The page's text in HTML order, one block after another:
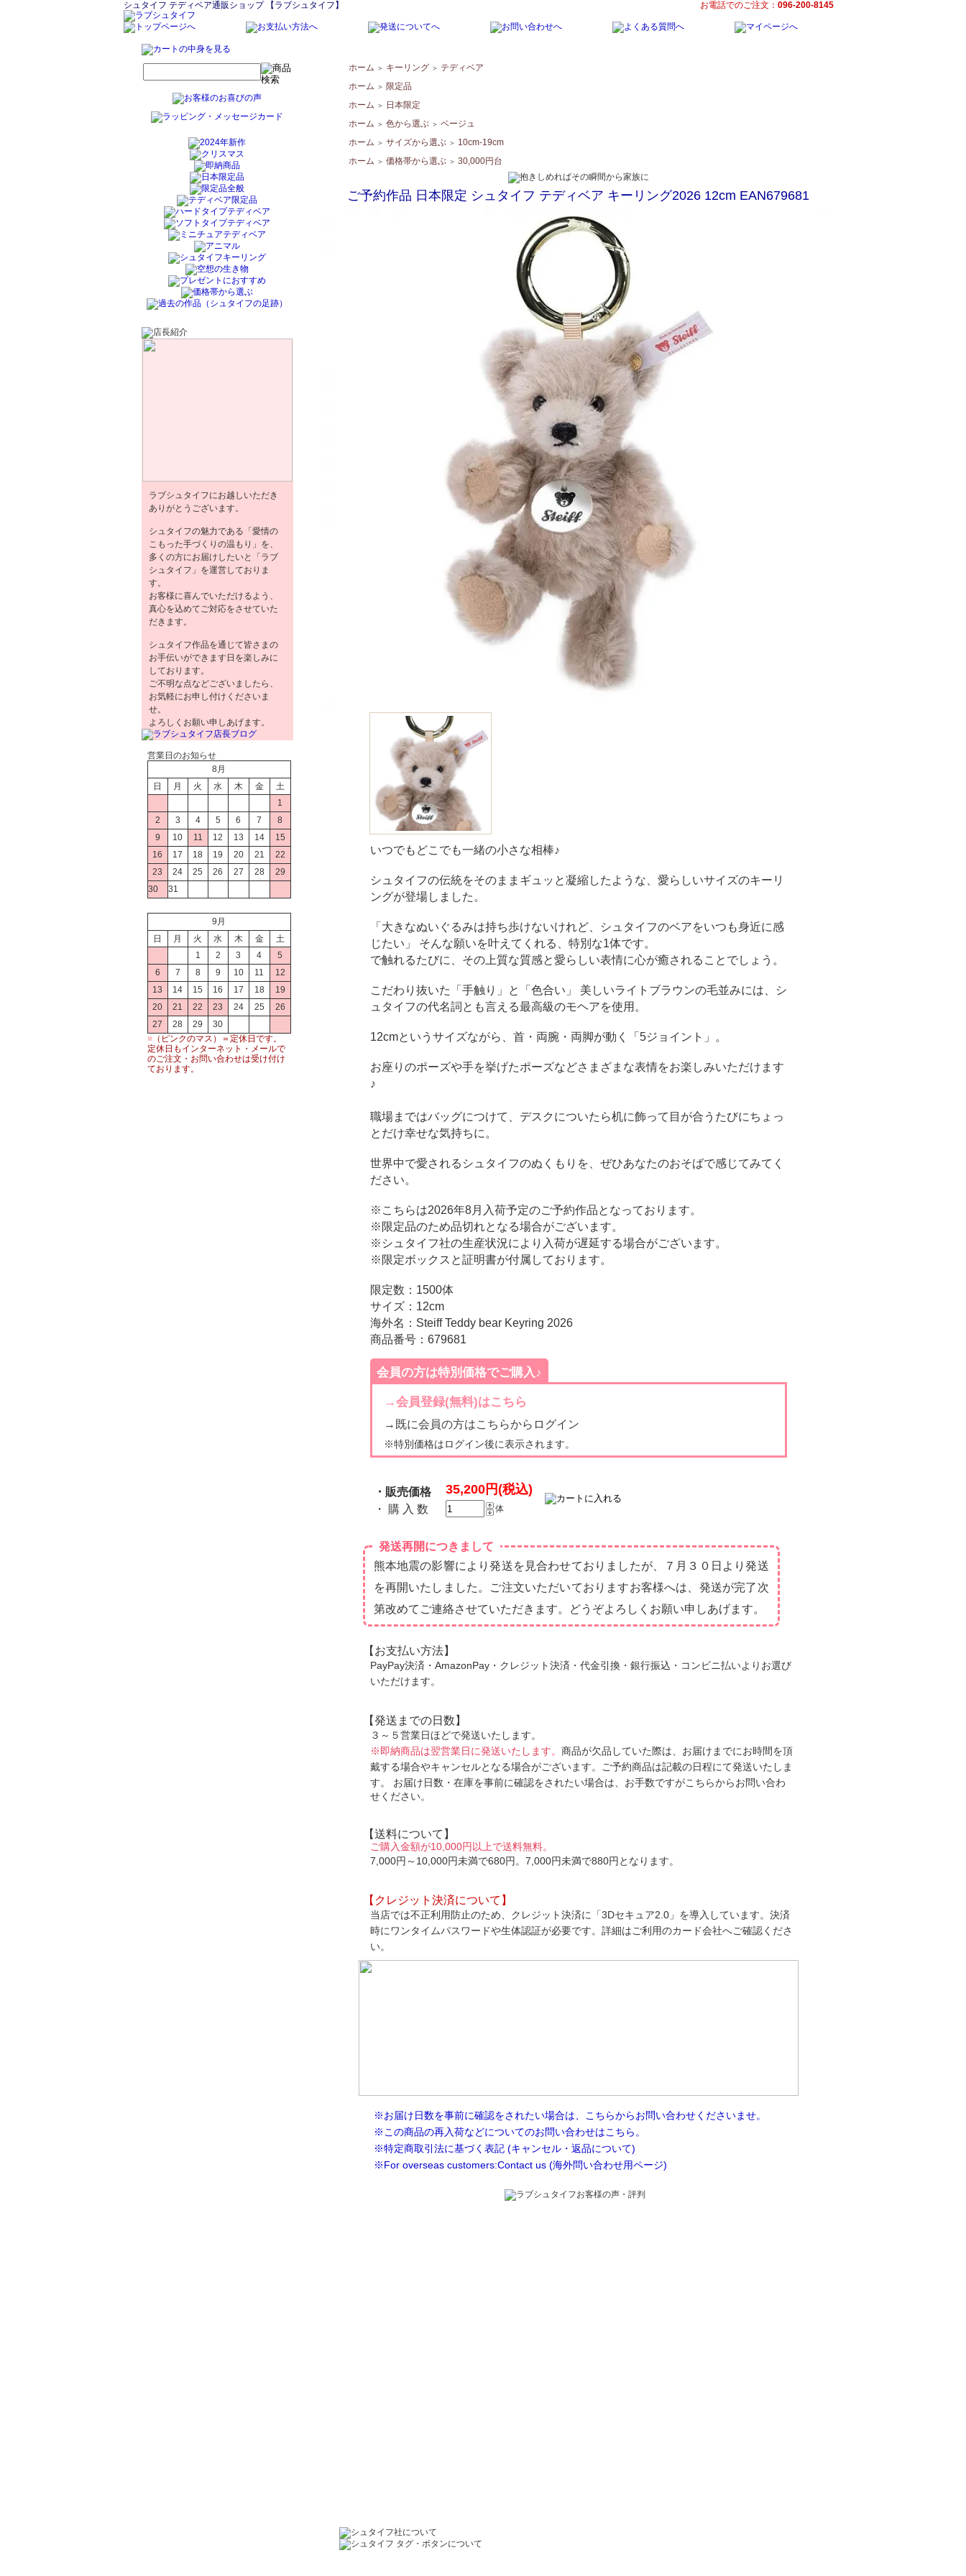
シュタイフ テディベア通販ショップ 【ラブシュタイフ】 お電話でのご注文： 096-200-8145
ラブシュタイフにお越しいただき
ありがとうございます。
シュタイフの魅力である「愛情の
こもった手づくりの温もり」を、
多くの方にお届けしたいと「ラブ
シュタイフ」を運営しておりま
す。
お客様に喜んでいただけるよう、
真心を込めてご対応をさせていた
だきます。
シュタイフ作品を通じて皆さまの
お手伝いができます日を楽しみに
しております。
ご不明な点などございましたら、
お気軽にお申し付けくださいま
せ。
よろしくお願い申しあげます。
営業日のお知らせ
8月
日
月 火 水 木 金
土
1
2
3 4 5 6 7
8
9
10 11 12 13 14
15
16
17 18 19 20 21
22
23
24 25 26 27 28
29
30
31
9月
日
月 火 水 木 金
土
1
2 3 4
5
6
7 8 9 10 11
12
13
14 15 16 17 18
19
20
21 22 23 24 25
26
27
28 29
30
■（ピンクのマス）＝定休日です。
定休日もインターネット・メールで
のご注文・お問い合わせは受け付け
ております。
ホーム ＞ キーリング ＞ テディベア
ホーム ＞ 限定品
ホーム ＞
日本限定
ホーム ＞ 色から選ぶ ＞ ベージュ
ホーム ＞ サイズから選ぶ ＞ 10cm-19cm
ホーム ＞ 価格帯から選ぶ ＞ 30,000円台
ご予約作品 日本限定 シュタイフ テディベア キーリング2026 12cm EAN679681
いつでもどこでも一緒の小さな相棒♪
シュタイフの伝統をそのままギュッと凝縮したような、愛らしいサイズのキーリ
ングが登場しました。
「大きなぬいぐるみは持ち歩けないけれど、シュタイフのベアをいつも身近に感
じたい」 そんな願いを叶えてくれる、特別な1体です。
で触れるたびに、その上質な質感と愛らしい表情に心が癒されることでしょう。
こだわり抜いた「手触り」と「色合い」 美しいライトブラウンの毛並みには、シ
ュタイフの代名詞とも言える最高級のモヘアを使用。
12cmというサイズながら、首・両腕・両脚が動く「5ジョイント」。
お座りのポーズや手を挙げたポーズなどさまざまな表情をお楽しみいただけます
♪
職場まではバッグにつけて、デスクについたら机に飾って目が合うたびにちょっ
とだけ幸せな気持ちに。
世界中で愛されるシュタイフのぬくもりを、ぜひあなたのおそばで感じてみてく
ださい。
※こちらは2026年8月入荷予定のご予約作品となっております。
※限定品のため品切れとなる場合がございます。
※シュタイフ社の生産状況により入荷が遅延する場合がございます。
※限定ボックスと証明書が付属しております。
限定数：1500体
サイズ：12cm
海外名：Steiff Teddy bear Keyring 2026
商品番号：679681
会員の方は特別価格でご購入♪
→会員登録(無料)はこちら
→既に会員の方はこちらからログイン
※特別価格はログイン後に表示されます。
・販売価格 35,200円(税込)
・ 購 入 数 体
発送再開につきまして
熊本地震の影響により発送を見合わせておりましたが、７月３０日より発送
を再開いたしました。ご注文いただいておりますお客様へは、発送が完了次
第改めてご連絡させていただきます。どうぞよろしくお願い申しあげます。
【お支払い方法】
PayPay決済・AmazonPay・クレジット決済・代金引換・銀行振込・コンビニ払いよりお選び
いただけます。
【発送までの日数】
３～５営業日ほどで発送いたします。
※即納商品は翌営業日に発送いたします。 商品が欠品していた際は、お届けまでにお時間を頂
戴する場合やキャンセルとなる場合がございます。ご予約商品は記載の日程にて発送いたしま
す。 お届け日数・在庫を事前に確認をされたい場合は、お手数ですがこちらからお問い合わ
せください。
【送料について】
ご購入金額が10,000円以上で送料無料。
7,000円～10,000円未満で680円。7,000円未満で880円となります。
【クレジット決済について】
当店では不正利用防止のため、クレジット決済に「3Dセキュア2.0」を導入しています。決済
時にワンタイムパスワードや生体認証が必要です。詳細はご利用のカード会社へご確認くださ
い。
※お届け日数を事前に確認をされたい場合は、こちらからお問い合わせくださいませ。
※この商品の再入荷などについてのお問い合わせはこちら。
※特定商取引法に基づく表記 (キャンセル・返品について)
※For overseas customers:Contact us (海外問い合わせ用ページ)